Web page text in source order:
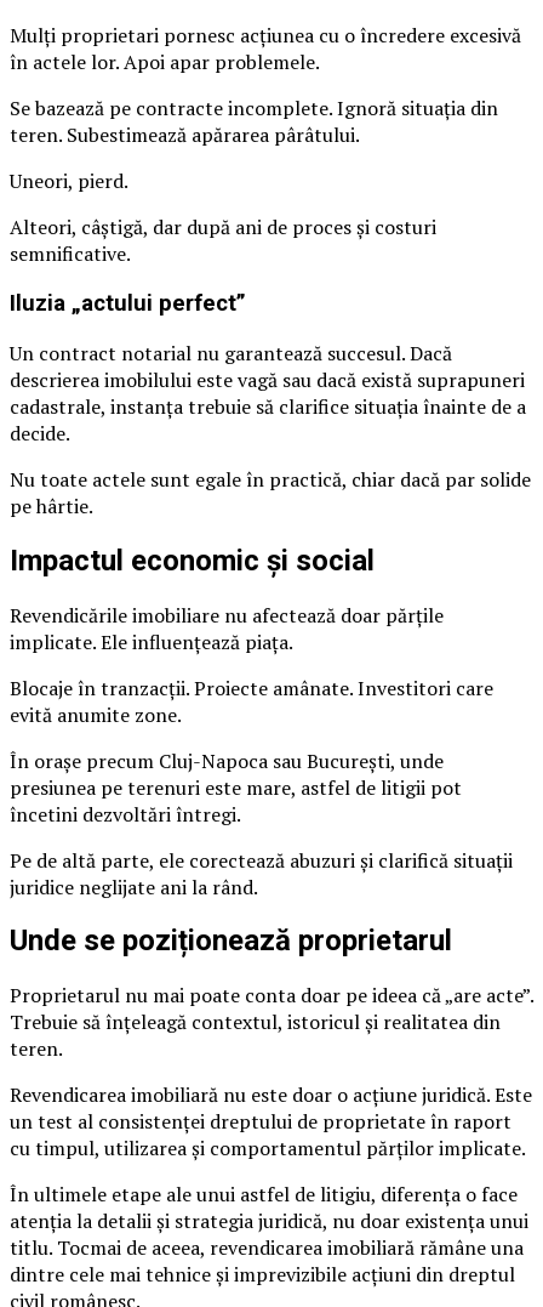
Mulți proprietari pornesc acțiunea cu o încredere excesivă
în actele lor. Apoi apar problemele.
Se bazează pe contracte incomplete. Ignoră situația din
teren. Subestimează apărarea pârâtului.
Uneori, pierd.
Alteori, câștigă, dar după ani de proces și costuri
semnificative.
Iluzia „actului perfect”
Un contract notarial nu garantează succesul. Dacă
descrierea imobilului este vagă sau dacă există suprapuneri
cadastrale, instanța trebuie să clarifice situația înainte de a
decide.
Nu toate actele sunt egale în practică, chiar dacă par solide
pe hârtie.
Impactul economic și social
Revendicările imobiliare nu afectează doar părțile
implicate. Ele influențează piața.
Blocaje în tranzacții. Proiecte amânate. Investitori care
evită anumite zone.
În orașe precum Cluj-Napoca sau București, unde
presiunea pe terenuri este mare, astfel de litigii pot
încetini dezvoltări întregi.
Pe de altă parte, ele corectează abuzuri și clarifică situații
juridice neglijate ani la rând.
Unde se poziționează proprietarul
Proprietarul nu mai poate conta doar pe ideea că „are acte”.
Trebuie să înțeleagă contextul, istoricul și realitatea din
teren.
Revendicarea imobiliară nu este doar o acțiune juridică. Este
un test al consistenței dreptului de proprietate în raport
cu timpul, utilizarea și comportamentul părților implicate.
În ultimele etape ale unui astfel de litigiu, diferența o face
atenția la detalii și strategia juridică, nu doar existența unui
titlu. Tocmai de aceea, revendicarea imobiliară rămâne una
dintre cele mai tehnice și imprevizibile acțiuni din dreptul
civil românesc.